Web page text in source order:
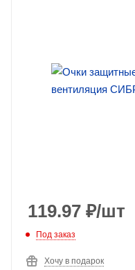
119.97 ₽/шт
Под заказ
Хочу в подарок